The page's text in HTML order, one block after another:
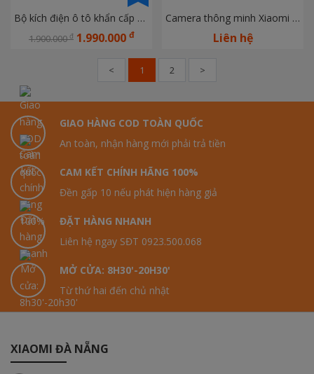
Bộ kích điện ô tô khẩn cấp 70mai Midrive PS06
1.900.000đ 1.990.000 đ
Camera thông minh Xiaomi C400 2.5K - Bảo hành chính hãng 12 tháng Digiword
Liên hệ
< 1 2 >
GIAO HÀNG COD TOÀN QUỐC
An toàn, nhận hàng mới phải trả tiền
CAM KẾT CHÍNH HÃNG 100%
Đền gấp 10 nếu phát hiện hàng giả
ĐẶT HÀNG NHANH
Liên hệ ngay SĐT 0923.500.068
MỞ CỬA: 8H30'-20H30'
Từ thứ hai đến chủ nhật
XIAOMI ĐÀ NẴNG